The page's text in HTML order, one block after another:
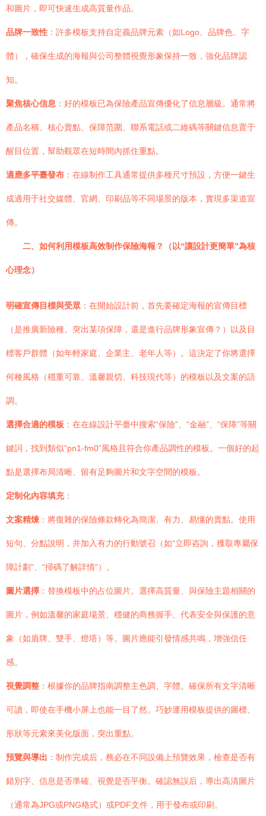
和圖片，即可快速生成高質量作品。
品牌一致性 ：許多模板支持自定義品牌元素（如Logo、品牌色、字
體），確保生成的海報與公司整體視覺形象保持一致，強化品牌認
知。
聚焦核心信息 ：好的模板已為保險產品宣傳優化了信息層級。通常將
產品名稱、核心賣點、保障范圍、聯系電話或二維碼等關鍵信息置于
醒目位置，幫助觀眾在短時間內抓住重點。
適應多平臺發布 ：在線制作工具通常提供多種尺寸預設，方便一鍵生
成適用于社交媒體、官網、印刷品等不同場景的版本，實現多渠道宣
傳。
二、如何利用模板高效制作保險海報？（以“讓設計更簡單”為核
心理念）
明確宣傳目標與受眾 ：在開始設計前，首先要確定海報的宣傳目標
（是推廣新險種、突出某項保障，還是進行品牌形象宣傳？）以及目
標客戶群體（如年輕家庭、企業主、老年人等）。這決定了你將選擇
何種風格（穩重可靠、溫馨親切、科技現代等）的模板以及文案的語
調。
選擇合適的模板 ：在在線設計平臺中搜索“保險”、“金融”、“保障”等關
鍵詞，找到類似“pn1-fm0”風格且符合你產品調性的模板。一個好的起
點是選擇布局清晰、留有足夠圖片和文字空間的模板。
定制化內容填充：
文案精煉 ：將復雜的保險條款轉化為簡潔、有力、易懂的賣點。使用
短句、分點說明，并加入有力的行動號召（如“立即咨詢，獲取專屬保
障計劃”、“掃碼了解詳情”）。
圖片選擇 ：替換模板中的占位圖片。選擇高質量、與保險主題相關的
圖片，例如溫馨的家庭場景、穩健的商務握手、代表安全與保護的意
象（如盾牌、雙手、燈塔）等。圖片應能引發情感共鳴，增強信任
感。
視覺調整 ：根據你的品牌指南調整主色調、字體。確保所有文字清晰
可讀，即使在手機小屏上也能一目了然。巧妙運用模板提供的圖標、
形狀等元素來美化版面，突出重點。
預覽與導出 ：制作完成后，務必在不同設備上預覽效果，檢查是否有
錯別字、信息是否準確、視覺是否平衡。確認無誤后，導出高清圖片
（通常為JPG或PNG格式）或PDF文件，用于發布或印刷。